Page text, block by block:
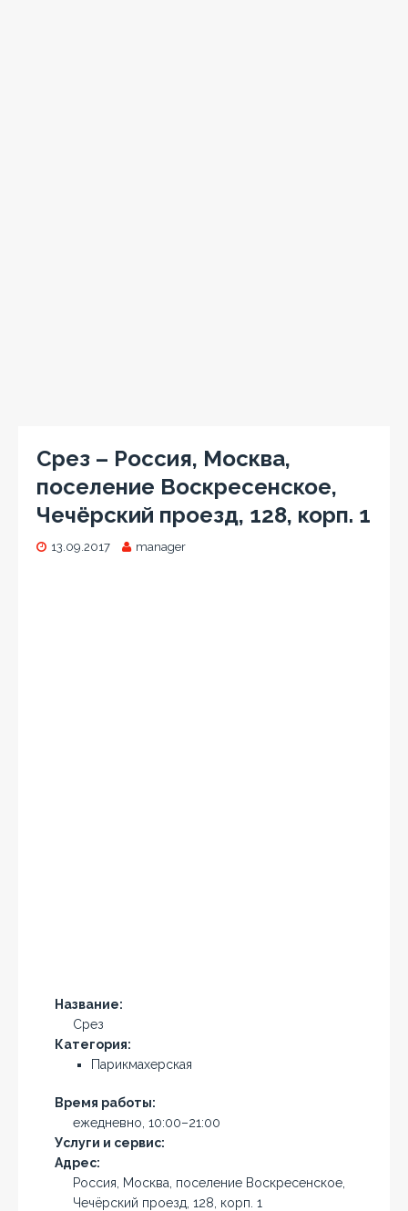
Срез – Россия, Москва,
поселение Воскресенское,
Чечёрский проезд, 128, корп. 1
13.09.2017 manager
Название:
Срез
Категория:
Парикмахерская
Время работы:
ежедневно, 10:00–21:00
Услуги и сервис:
Адрес:
Россия, Москва, поселение Воскресенское,
Чечёрский проезд, 128, корп. 1